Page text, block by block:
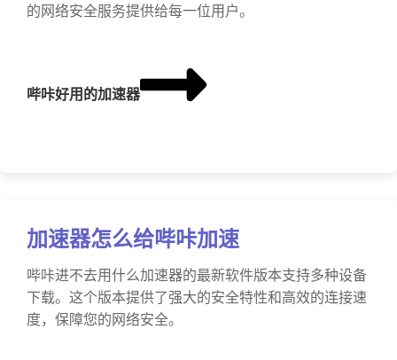
的网络安全服务提供给每一位用户。
哔咔好用的加速器
加速器怎么给哔咔加速
哔咔进不去用什么加速器的最新软件版本支持多种设备
下载。这个版本提供了强大的安全特性和高效的连接速
度，保障您的网络安全。